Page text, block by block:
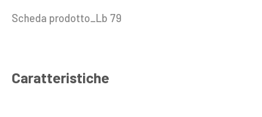
Scheda prodotto_Lb 79
Caratteristiche